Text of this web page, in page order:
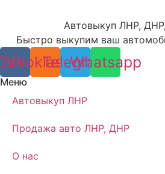
Автовыкуп ЛНР,
Быстро выкупим ваш
Vk Telegram
Whatsapp
Меню
Автовыкуп ЛНР
Продажа авто ЛНР, ДНР
О нас